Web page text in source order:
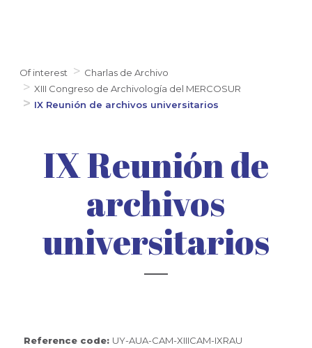
Of interest
Charlas de Archivo
XIII Congreso de Archivología del MERCOSUR
IX Reunión de archivos universitarios
IX Reunión de
archivos
universitarios
Reference code: UY-AUA-CAM-XIIICAM-IXRAU